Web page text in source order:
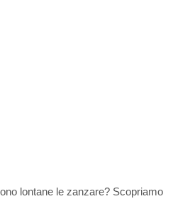
lontane le zanzare? Scopriamo